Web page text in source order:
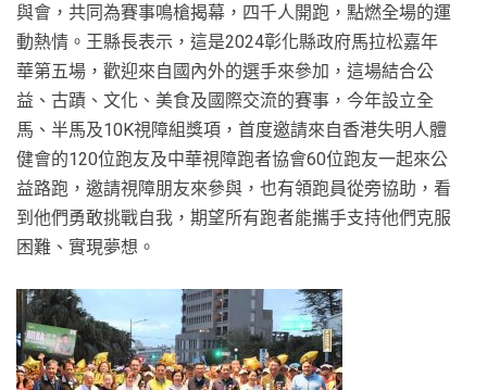
與會，共同為賽事鳴槍揭幕，四千人開跑，點燃全場的運
動熱情。王縣長表示，這是2024彰化縣政府馬拉松嘉年
華第五場，歡迎來自國內外的選手來參加，這場結合公
益、古蹟、文化、美食及國際交流的賽事，今年設立全
馬、半馬及10K視障組獎項，首度邀請來自香港失明人體
健會的120位跑友及中華視障跑者協會60位跑友一起來公
益路跑，邀請視障朋友來參與，也有領跑員從旁協助，看
到他們勇敢挑戰自我，期望所有跑者能攜手支持他們克服
困難、實現夢想。